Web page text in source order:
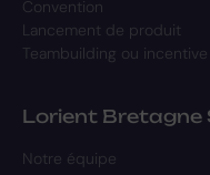
Convention
Lancement de produit
Teambuilding ou incentive
Lorient Bretagne
Notre équipe